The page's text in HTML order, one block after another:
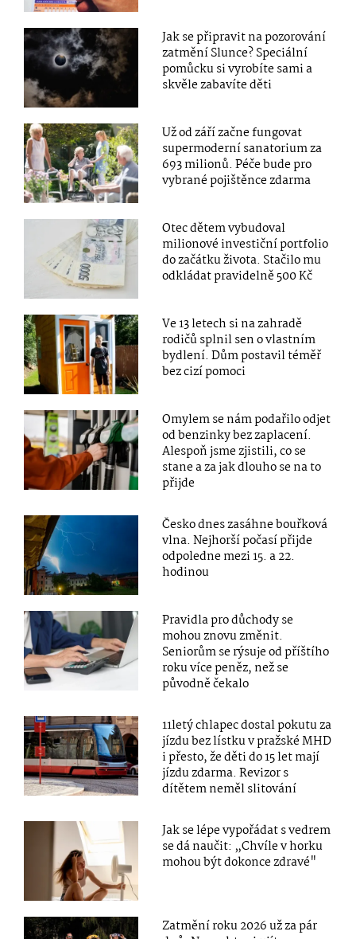
Jak se připravit na pozorování
zatmění Slunce? Speciální
pomůcku si vyrobíte sami a
skvěle zabavíte děti
Už od září začne fungovat
supermoderní sanatorium za
693 milionů. Péče bude pro
vybrané pojištěnce zdarma
Otec dětem vybudoval
milionové investiční portfolio
do začátku života. Stačilo mu
odkládat pravidelně 500 Kč
Ve 13 letech si na zahradě
rodičů splnil sen o vlastním
bydlení. Dům postavil téměř
bez cizí pomoci
Omylem se nám podařilo odjet
od benzinky bez zaplacení.
Alespoň jsme zjistili, co se
stane a za jak dlouho se na to
přijde
Česko dnes zasáhne bouřková
vlna. Nejhorší počasí přijde
odpoledne mezi 15. a 22.
hodinou
Pravidla pro důchody se
mohou znovu změnit.
Seniorům se rýsuje od příštího
roku více peněz, než se
původně čekalo
11letý chlapec dostal pokutu za
jízdu bez lístku v pražské MHD
i přesto, že děti do 15 let mají
jízdu zdarma. Revizor s
dítětem neměl slitování
Jak se lépe vypořádat s vedrem
se dá naučit: „Chvíle v horku
mohou být dokonce zdravé"
Zatmění roku 2026 už za pár